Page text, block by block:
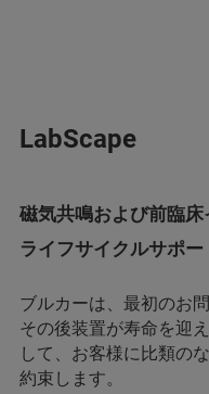
LabScape
磁気共鳴および前臨
ライフサイクルサポー
ブルカーは、最初のお
その後装置が寿命を迎
して、お客様に比類の
約束します。